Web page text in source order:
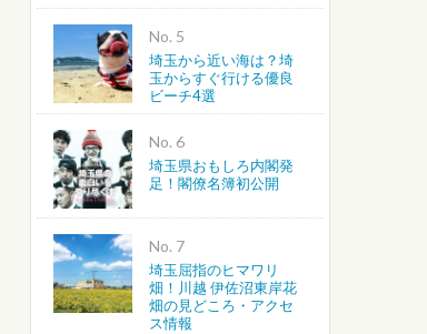
No.
埼玉から近い海は？埼
玉からすぐ行ける優良
ビーチ4選
No.
埼玉県おもしろ内閣発
足！閣僚名簿初公開
No.
埼玉屈指のヒマワリ
畑！川越 伊佐沼東岸花
畑の見どころ・アクセ
ス情報